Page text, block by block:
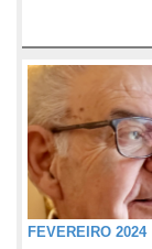
FEVEREIRO 2024